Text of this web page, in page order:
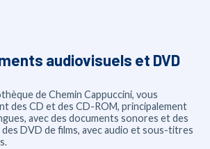
audiovisuels et DVD
de Chemin Cappuccini, vous
des CD et des CD-ROM, principalement
avec des documents sonores et des
des DVD de films, avec audio et sous-titres